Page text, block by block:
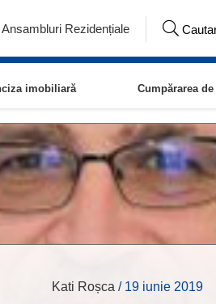
Ansambluri Rezidențiale
imobiliară Cumpărarea
Kati Roșca / 19 iunie 2019